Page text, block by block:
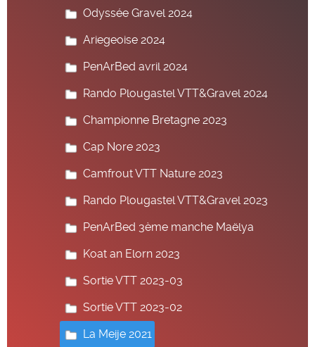
Odyssée Gravel 2024
Ariegeoise 2024
PenArBed avril 2024
Rando Plougastel VTT&Gravel 2024
Championne Bretagne 2023
Cap Nore 2023
Camfrout VTT Nature 2023
Rando Plougastel VTT&Gravel 2023
PenArBed 3ème manche Maëlya
Koat an Elorn 2023
Sortie VTT 2023-03
Sortie VTT 2023-02
La Meije 2021